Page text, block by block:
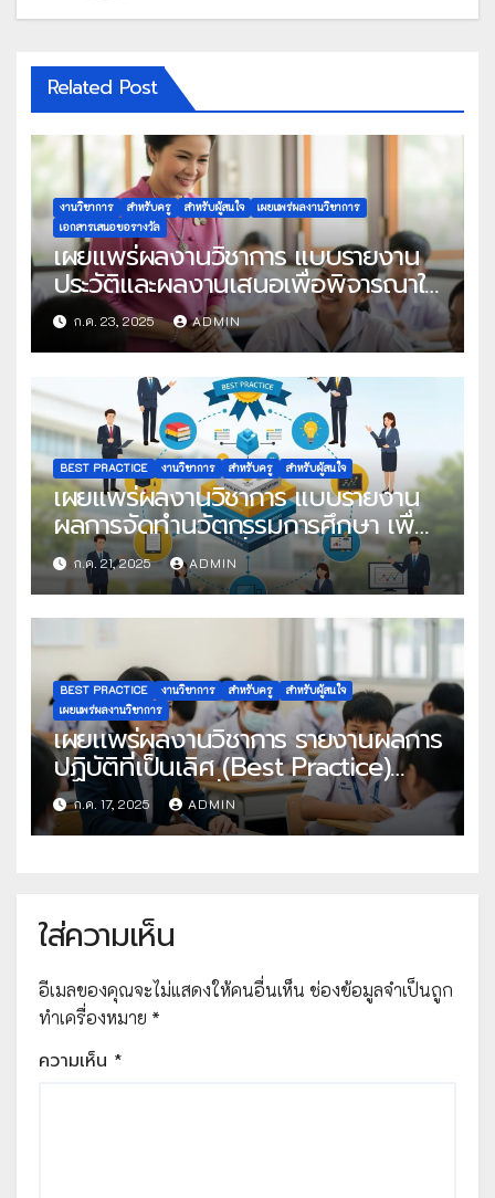
Related Post
งานวิชาการ สำหรับครู สำหรับผู้สนใจ
เผยแพร่ผลงานวิชาการ
เอกสารเสนอขอรางวัล
เผยแพร่ผลงานวิชาการ แบบรายงาน
ประวัติและผลงานเสนอเพื่อพิจารณาใน
โครงการครูดีในดวงใจ ประจำปี 2568
ครั้งที่ 22
ก.ค. 23, 2025 ADMIN
BEST PRACTICE งานวิชาการ สำหรับครู สำหรับผู้สนใจ
เผยแพร่ผลงานวิชาการ แบบรายงาน
ผลการจัดทำนวัตกรรมการศึกษา เพื่อ
คัดเลือกวิธีปฏิบัติที่เป็นเลิศ
ก.ค. 21, 2025 ADMIN
BEST PRACTICE งานวิชาการ สำหรับครู
สำหรับผู้สนใจ
เผยแพร่ผลงานวิชาการ
เผยเเพร่ผลงานวิชาการ รายงานผลการ
ปฏิบัติที่เป็นเลิศ (Best Practice)
ประเภท ผู้สร้างสื่อเทคโนโลยีดิจิทัล
ประจำปีงบประมาณ พ.ศ. 2568 เรื่อง
เพื่อกระบวนการจัดการเรียนรู้เชิง
ระบบคลังสื่อเทคโนโลยีดิจิทัล OBEC
Centent Center
ก.ค. 17, 2025 ADMIN
ใส่ความเห็น
อีเมลของคุณจะไม่แสดงให้คนอื่นเห็น ช่องข้อมูลจำเป็นถูก
ทำเครื่องหมาย *
ความเห็น *